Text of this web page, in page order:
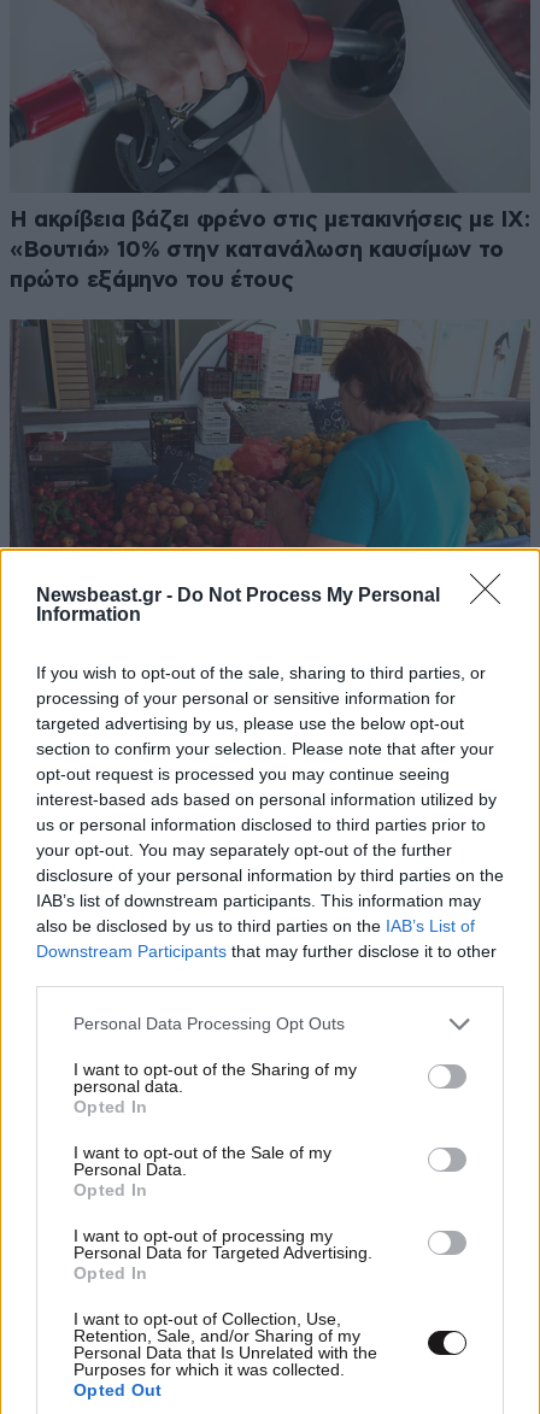
Newsbeast.gr - Do Not Process My Personal
Information
If you wish to opt-out of the sale, sharing to third parties, or
processing of your personal or sensitive information for
targeted advertising by us, please use the below opt-out
section to confirm your selection. Please note that after your
opt-out request is processed you may continue seeing
interest-based ads based on personal information utilized by
us or personal information disclosed to third parties prior to
your opt-out. You may separately opt-out of the further
disclosure of your personal information by third parties on the
IAB’s list of downstream participants. This information may
also be disclosed by us to third parties on the IAB’s List of
Downstream Participants that may further disclose it to other
Please note that this website/app uses one or more Google
not limited to your visit or usage behaviour. You may click to
grant or deny consent to Google and its third-party tags to
use your data for below specified purposes in below Google
consent section.
Personal Data Processing Opt Outs
I want to opt-out of the Sharing of my
personal data.
Opted In
I want to opt-out of the Sale of my
Personal Data.
Opted In
I want to opt-out of processing my
Personal Data for Targeted Advertising.
Opted In
I want to opt-out of Collection, Use,
Retention, Sale, and/or Sharing of my
Personal Data that Is Unrelated with the
Purposes for which it was collected.
Opted Out
Η ακρίβεια βάζει φρένο στις μετακινήσεις με ΙΧ:
«Βουτιά» 10% στην κατανάλωση καυσίμων το
πρώτο εξάμηνο του έτους
Συγκρίνουν τις τιμές στους πάγκους των
λαϊκών και μετά ψωνίζουν οι καταναλωτές –
Πόσο κοστίζουν τα φρούτα και τα λαχανικά
Ακολουθήστε τοNEWSBEASTστοGoogle News
και μάθετε πρώτοι όλες τις ειδήσεις
ΣΧΌΛΙΑ ΑΝΑΓΝΩΣΤΏΝ